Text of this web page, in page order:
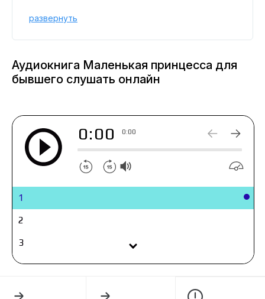
развернуть
Аудиокнига Маленькая принцесса для
бывшего слушать онлайн
0:00 0:00
1
2
3
4